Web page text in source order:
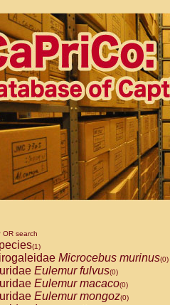
OR search
(1)
Microcebus murinus(0)
Eulemur fulvus(0)
Eulemur macaco(0)
Eulemur mongoz(0)